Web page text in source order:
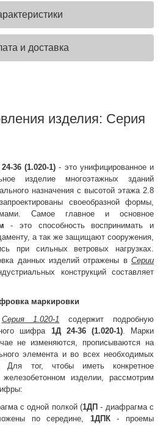
и доставка
изделия: Серия
36 (1.020-1) - это унифицированное и
изделие многоэтажных зданий
назначения с высотой этажа 2.8
своеобразной формы,
Самое главное и основное
- это способность воспринимать и
а так же защищают сооружения,
при сильных ветровых нагрузках.
данных изделий отражены в Серии
конструкций составляет
маркировки
Серия 1.020-1 содержит подробную
шифра 1Д 24-36 (1.020-1). Марки
не изменяются, прописываются на
элемента и во всех необходимых
Для тог, чтобы иметь конкретное
изделии, рассмотрим
с одной полкой (1ДП- диафрагма с
по середине, 1ДПК- проемы